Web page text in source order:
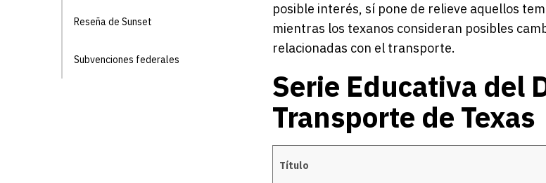
Reseña de Sunset
Subvenciones federales
posible interés, sí pone de relieve aquellos
mientras los texanos consideran posibles
relacionadas con el transporte.
Serie Educativa del
Transporte de Texas
Título